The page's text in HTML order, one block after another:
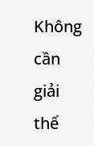
Không
cần
giải
thể